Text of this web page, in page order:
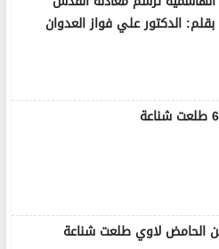
بقلم: الدكتور علي فواز العدوان
الحامض لاوي طلعت شناعة